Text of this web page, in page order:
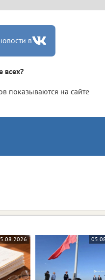
в
всех?
показываются на сайте